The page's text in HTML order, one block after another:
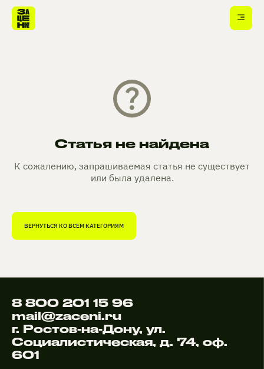
Статья не найдена
К сожалению, запрашиваемая статья не существует
или была удалена.
ВЕРНУТЬСЯ КО ВСЕМ КАТЕГОРИЯМ
8 800 201 15 96
mail@zaceni.ru
г. Ростов-на-Дону, ул.
Социалистическая, д. 74, оф.
601